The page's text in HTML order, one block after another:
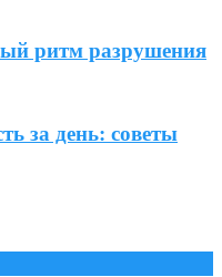
ритм разрушения
за день: советы